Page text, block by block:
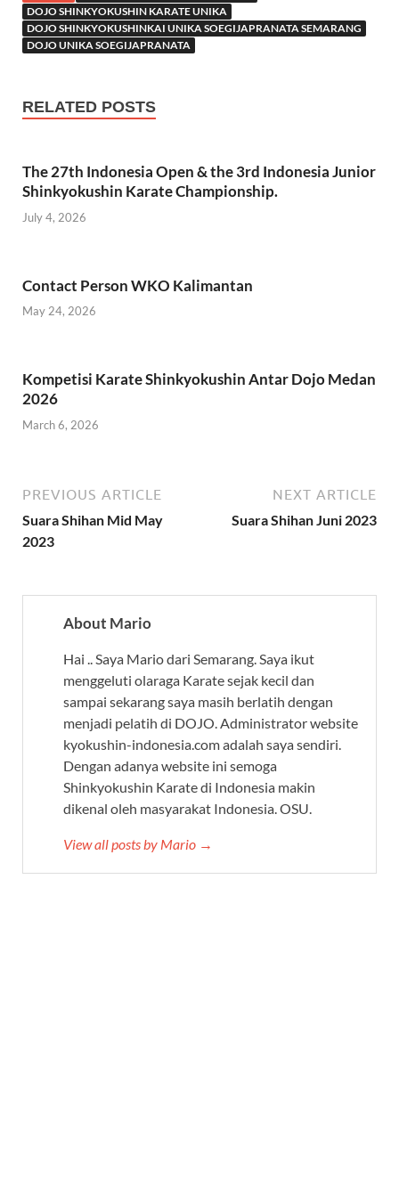
b
o
k
er s
A
p
gr
a
e
DOJO SHINKYOKUSHIN KARATE UNIKA
DOJO SHINKYOKUSHINKAI UNIKA SOEGIJAPRANATA SEMARANG
DOJO UNIKA SOEGIJAPRANATA
RELATED POSTS
The 27th Indonesia Open & the 3rd Indonesia Junior
Shinkyokushin Karate Championship.
July 4, 2026
Contact Person WKO Kalimantan
May 24, 2026
Kompetisi Karate Shinkyokushin Antar Dojo Medan
2026
March 6, 2026
PREVIOUS ARTICLE
Suara Shihan Mid May
2023
NEXT ARTICLE
Suara Shihan Juni 2023
About Mario
Hai .. Saya Mario dari Semarang. Saya ikut
menggeluti olaraga Karate sejak kecil dan
sampai sekarang saya masih berlatih dengan
menjadi pelatih di DOJO. Administrator website
kyokushin-indonesia.com adalah saya sendiri.
Dengan adanya website ini semoga
Shinkyokushin Karate di Indonesia makin
dikenal oleh masyarakat Indonesia. OSU.
View all posts by Mario →